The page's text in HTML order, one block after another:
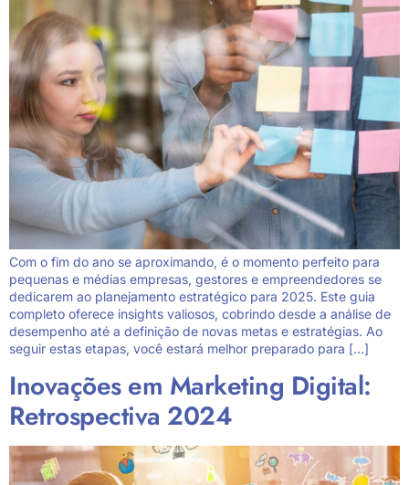
Com o fim do ano se aproximando, é o momento perfeito para
pequenas e médias empresas, gestores e empreendedores se
dedicarem ao planejamento estratégico para 2025. Este guia
completo oferece insights valiosos, cobrindo desde a análise de
desempenho até a definição de novas metas e estratégias. Ao
seguir estas etapas, você estará melhor preparado para […]
Inovações em Marketing Digital:
Retrospectiva 2024